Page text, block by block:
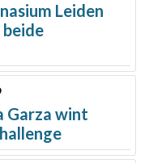
Leiden
Garza wint